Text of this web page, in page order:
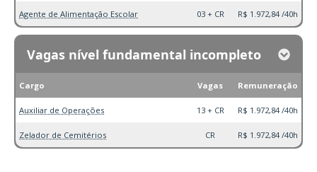
Agente de Alimentação Escolar 03 + CR R$ 1.972,84 /40h
Vagas nível fundamental incompleto
Cargo Vagas Remuneração
Auxiliar de Operações 13 + CR R$ 1.972,84 /40h
Zelador de Cemitérios CR R$ 1.972,84 /40h